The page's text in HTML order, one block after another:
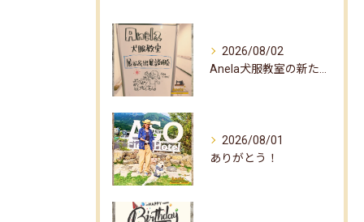
2026/08/02
2026/08/01
ありがとう！